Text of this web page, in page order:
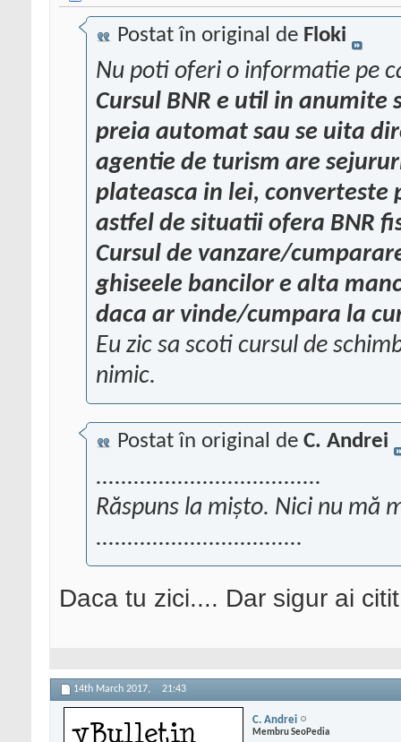
Postat în original de Floki
Nu poti oferi o informatie pe
Cursul BNR e util in anumite
preia automat sau se uita
agentie de turism are
plateasca in lei, converteste
astfel de situatii ofera BNR
Cursul de vanzare/
ghiseele bancilor e alta
daca ar vinde/cumpara la
Eu zic sa scoti cursul de
nimic.
Postat în original de C. Andrei
....................................
Răspuns la mişto. Nici nu mă
.................................
Daca tu zici.... Dar sigur ai
14th March 2017, 21:43
C. Andrei
Membru SeoPedia